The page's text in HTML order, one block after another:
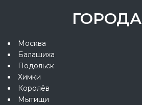
ГОРОДА
Москва
Балашиха
Подольск
Химки
Королёв
Мытищи